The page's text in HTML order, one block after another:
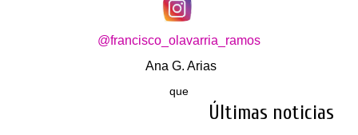
@francisco_olavarria_ramos
Ana G. Arias
que
Últimas noticias